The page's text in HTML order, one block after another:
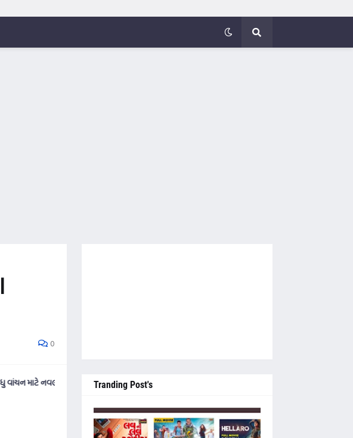
0
નવલકથાઓ વાંચવી ગમતી હોય તો આ વેબસાઈટને નીચે સુધી સ્ક્રોલ કરી 'Main Tegs' ની નીચે આપેલ
Tranding Post's